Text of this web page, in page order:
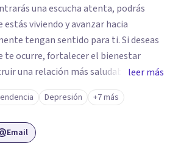
una escucha atenta, podrás
viviendo y avanzar hacia
tengan sentido para ti. Si deseas
una relación más saludable
los demás y sientes que este puede
para empezar, estaré dispuesta a
proceso.
leer más
Depresión +7 más
Email